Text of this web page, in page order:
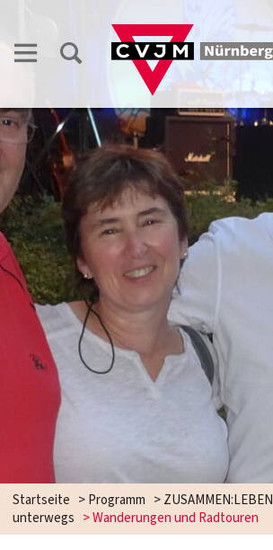
Startseite >Programm >ZUSAMMEN:LEBEN
unterwegs >Wanderungen und Radtouren